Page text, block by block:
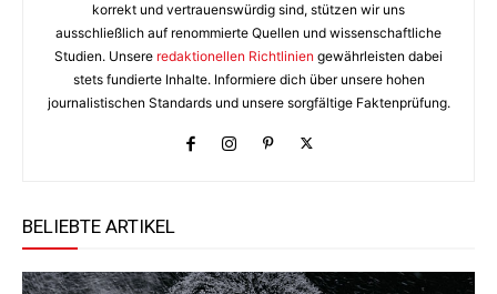
korrekt und vertrauenswürdig sind, stützen wir uns
ausschließlich auf renommierte Quellen und wissenschaftliche
Studien. Unsere redaktionellen Richtlinien gewährleisten dabei
stets fundierte Inhalte. Informiere dich über unsere hohen
journalistischen Standards und unsere sorgfältige Faktenprüfung.
BELIEBTE ARTIKEL